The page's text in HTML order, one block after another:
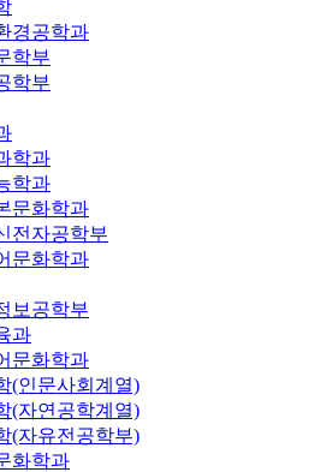
경공학과
학부
학부
학과
학과
문화학과
전자공학부
문화학과
보공학부
과
문화학과
(인문사회계열)
(자연공학계열)
(자유전공학부)
화학과